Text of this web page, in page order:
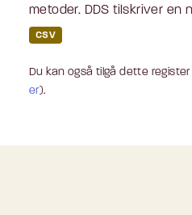
metoder. DDS tilskriver en
CSV
Du kan også tilgå dette register
er).